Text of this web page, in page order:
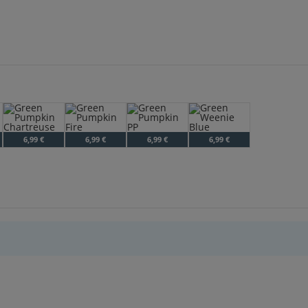
Edition)
Green Pumpkin Chartreuse
6,99 € Green Pumpkin Fire
6,99 € Green Pumpkin PP
6,99 € Green Weenie Blue
6,99 €